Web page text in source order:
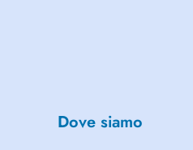
Dove siamo